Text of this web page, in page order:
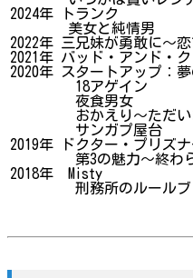
2024年 トランク
美女と純情男
2022年 三兄妹が勇敢に～
2021年 バッド・アンド・
2020年 スタートアップ：
18アゲイン
夜食男女
おかえり〜ただいま
サンガプ屋台
2019年 ドクター・プリズナ
第3の魅力～終わら
2018年 Misty
刑務所のルールブ